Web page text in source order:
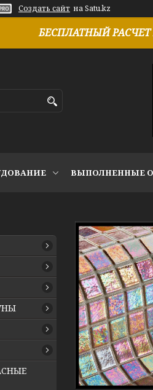
Создать сайт на Satu.kz
БЕСПЛАТНЫЙ
ВЫПОЛНЕННЫЕ